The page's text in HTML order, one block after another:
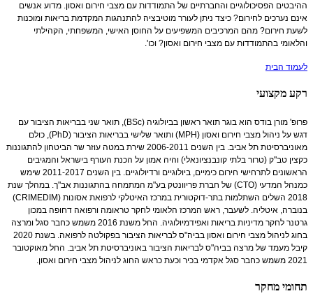
ההיבטים הפסיכולוגיים והחברתיים של התמודדות עם מצבי חירום ואסון. מדוע אנשים
אינם נערכים לחירום? כיצד ניתן לעורר מוטיבציה להתנהגות המקדמת בריאות ומוכנות
לשעת חירום? מהם המרכיבים המשפיעים על החוסן האישי, המשפחתי, הקהילתי
והלאומי בהתמודדות עם מצבי חירום ואסון? וכו'.
לעמוד הבית
רקע מקצועי
פרופ' מורן בודס הוא בוגר תואר ראשון בביולוגיה (BSc), תואר שני בבריאות הציבור עם
דגש על ניהול מצבי חירום ואסון (MPH) ותואר שלישי בבריאות הציבור (PhD), כולם
מאוניברסיטת תל אביב. בין השנים 2006-2011 שירת במטה עוזר שר הביטחון להתגוננות
כקצין טב"ק (טרור בלתי קונבנציונאלי) והיה אמון על הכנת העורף בישראל והמגיבים
הראשונים לתרחישי חירום כימיים, ביולוגיים ורדיולוגיים. בין השנים 2011-2017 שימש
כמנהל המדעי (CTO) של חברת פריוונטק בע"מ המתמחה בהתגוננות אב"ך. במהלך שנת
2018 השלים השתלמות בתר-דוקטורית במרכז האיטלקי לרפואת אסונות (CRIMEDIM)
בנוברה, איטליה. לשעבר, ראש המרכז הלאומי לחקר טראומה ורפואה דחופה במכון
גרטנר לחקר מדיניות בריאות ואפידמיולוגיה. החל משנת 2016 משמש כחבר סגל ומרצה
בחוג לניהול מצבי חירום ואסון בביה"ס לבריאות הציבור בפקולטה לרפואה. בשנת 2020
קיבל מעמד של מרצה בביה"ס לבריאות הציבור באוניברסיטת תל אביב. החל מאוקטובר
2021 משמש כחבר סגל אקדמי בכיר וכעת כראש החוג לניהול מצבי חירום ואסון.
תחומי מחקר